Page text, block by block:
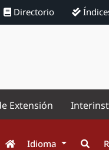
Directorio
Extensión
Idioma